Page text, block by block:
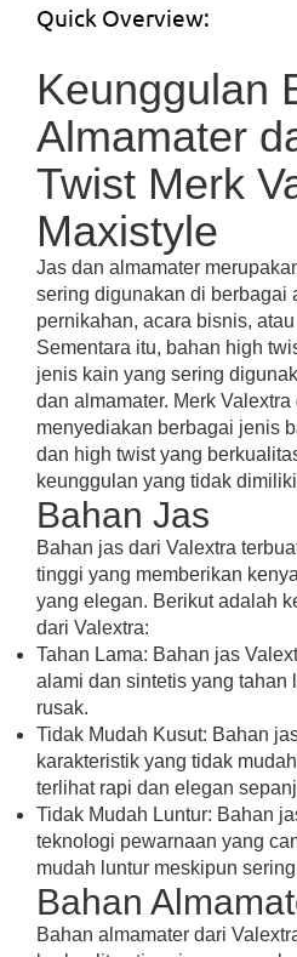
Quick Overview:
Keunggulan
Almamater
Twist Merk
Maxistyle
Jas dan almamater
sering digunakan di berbagai
pernikahan, acara bisnis,
Sementara itu, bahan high
jenis kain yang sering
dan almamater. Merk
menyediakan berbagai jenis
dan high twist yang
keunggulan yang tidak
Bahan Jas
Bahan jas dari Valextra
tinggi yang memberikan
yang elegan. Berikut adalah
dari Valextra:
Tahan Lama: Bahan jas
alami dan sintetis yang tahan
rusak.
Tidak Mudah Kusut: Bahan
karakteristik yang tidak
terlihat rapi dan elegan
Tidak Mudah Luntur: Bahan
teknologi pewarnaan yang
mudah luntur meskipun
Bahan
Bahan almamater dari